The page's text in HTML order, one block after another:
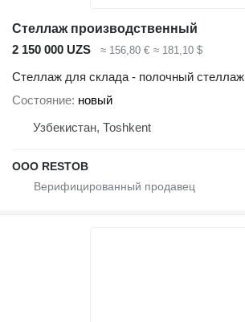
Стеллаж производственный
2 150 000 UZS
≈ 156,80 € ≈ 181,10 $
Стеллаж для склада - полочный стеллаж
Состояние новый
Узбекистан, Тоshkent
OOO RESTOB